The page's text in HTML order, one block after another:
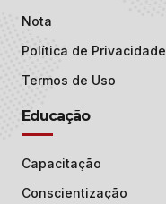
Nota
Política de Privacidade
Termos de Uso
Educação
Capacitação
Conscientização